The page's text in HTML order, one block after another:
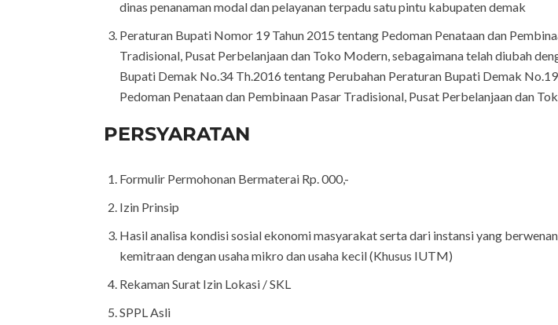
dinas penanaman modal dan pelayanan terpadu satu pintu kabupaten demak
Peraturan Bupati Nomor 19 Tahun 2015 tentang Pedoman Penataan dan
Tradisional, Pusat Perbelanjaan dan Toko Modern, sebagaimana telah diubah
Bupati Demak No.34 Th.2016 tentang Perubahan Peraturan Bupati Demak
Pedoman Penataan dan Pembinaan Pasar Tradisional, Pusat Perbelanjaan dan
PERSYARATAN
Formulir Permohonan Bermaterai Rp. 000,-
Izin Prinsip
Hasil analisa kondisi sosial ekonomi masyarakat serta dari instansi yang
kemitraan dengan usaha mikro dan usaha kecil (Khusus IUTM)
Rekaman Surat Izin Lokasi / SKL
SPPL Asli